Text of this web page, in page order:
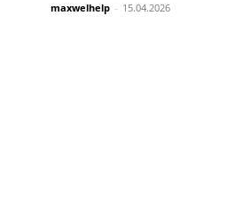
maxwelhelp - 15.04.2026